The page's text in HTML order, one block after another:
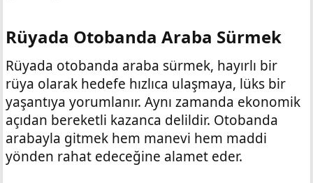
Rüyada Otobanda Araba Sürmek​
Rüyada otobanda araba sürmek, hayırlı bir
rüya olarak hedefe hızlıca ulaşmaya, lüks bir
yaşantıya yorumlanır. Aynı zamanda ekonomik
açıdan bereketli kazanca delildir. Otobanda
arabayla gitmek hem manevi hem maddi
yönden rahat edeceğine alamet eder.